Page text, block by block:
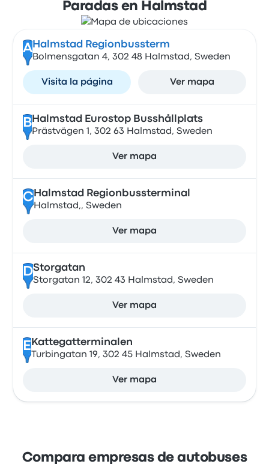
Paradas en Halmstad
A Halmstad Regionbussterm
Bolmensgatan 4, 302 48 Halmstad, Sweden
Visita la página Ver mapa
B Halmstad Eurostop Busshållplats
Prästvägen 1, 302 63 Halmstad, Sweden
Ver mapa
CHalmstad Regionbussterminal
Halmstad,, Sweden
Ver mapa
DStorgatan
Storgatan 12, 302 43 Halmstad, Sweden
Ver mapa
E Kattegatterminalen
Turbingatan 19, 302 45 Halmstad, Sweden
Ver mapa
Compara empresas de autobuses